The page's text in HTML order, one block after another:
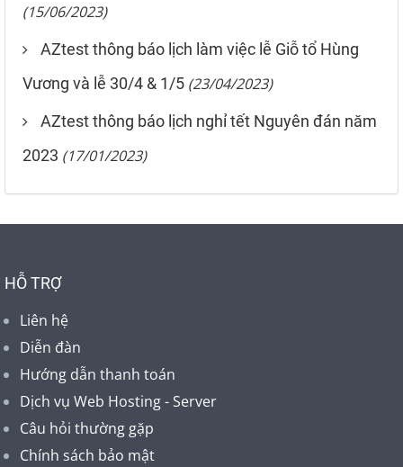
(15/06/2023)
AZtest thông báo lịch làm việc lễ Giỗ tổ Hùng
Vương và lễ 30/4 & 1/5 (23/04/2023)
AZtest thông báo lịch nghỉ tết Nguyên đán năm
2023 (17/01/2023)
HỖ TRỢ
Liên hệ
Diễn đàn
Hướng dẫn thanh toán
Dịch vụ Web Hosting - Server
Câu hỏi thường gặp
Chính sách bảo mật